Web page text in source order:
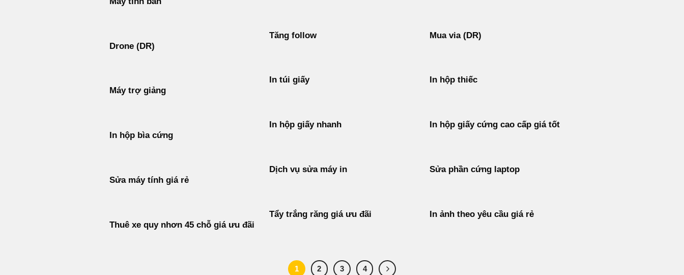
Tăng follow
Mua via (DR)
Drone (DR)
In túi giấy
In hộp thiếc
Máy trợ giảng
In hộp giấy nhanh
In hộp giấy cứng cao cấp giá tốt
In hộp bìa cứng
Dịch vụ sửa máy in
Sửa phần cứng laptop
Sửa máy tính giá rẻ
Tẩy trắng răng giá ưu đãi
In ảnh theo yêu cầu giá rẻ
Thuê xe quy nhơn 45 chỗ giá ưu đãi
1 2 3 4